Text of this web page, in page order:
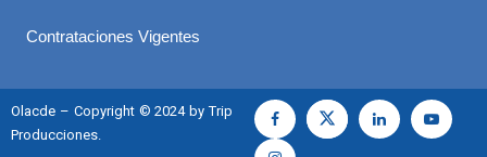
Contrataciones Vigentes
Olacde – Copyright © 2024 by Trip
Producciones.